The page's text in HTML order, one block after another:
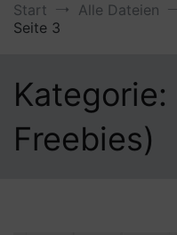
Start Alle Dateien
Seite 3
Kategorie:
Freebies)